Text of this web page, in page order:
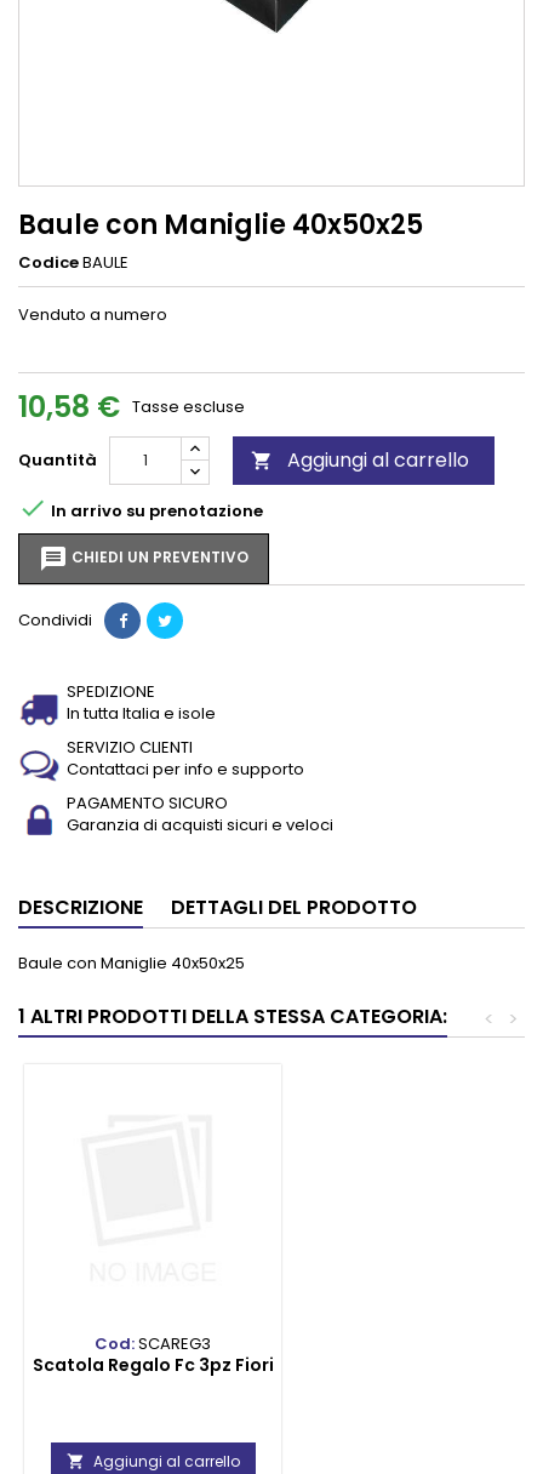
Baule con Maniglie 40x50x25
CodiceBAULE
Venduto a numero
10,58 € Tasse escluse
Quantità  Aggiungi al carrello
 In arrivo su prenotazione
message CHIEDI UN PREVENTIVO
Condividi
SPEDIZIONE
In tutta Italia e isole
SERVIZIO CLIENTI
Contattaci per info e supporto
PAGAMENTO SICURO
Garanzia di acquisti sicuri e veloci
DESCRIZIONE DETTAGLI DEL PRODOTTO
Baule con Maniglie 40x50x25
1 ALTRI PRODOTTI DELLA STESSA CATEGORIA: >
<
Cod:SCAREG3
Scatola Regalo Fc 3pz Fiori
 Aggiungi al carrello